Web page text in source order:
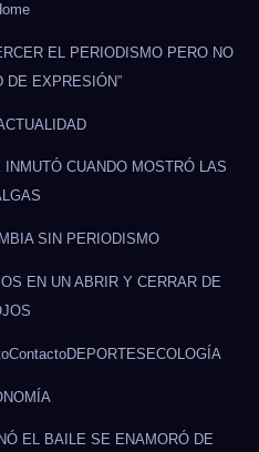
EL PERIODISMO PERO NO
DE EXPRESIÓN”
CUANDO MOSTRÓ LAS
SIN PERIODISMO
EN UN ABRIR Y CERRAR DE
ContactoDEPORTESECOLOGÍA
EL BAILE SE ENAMORÓ DE